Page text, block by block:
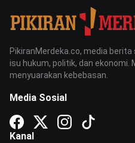
PikiranMerdeka.co, media
isu hukum, politik, dan ekonomi.
menyuarakan kebebasan.
Media Sosial
Kanal